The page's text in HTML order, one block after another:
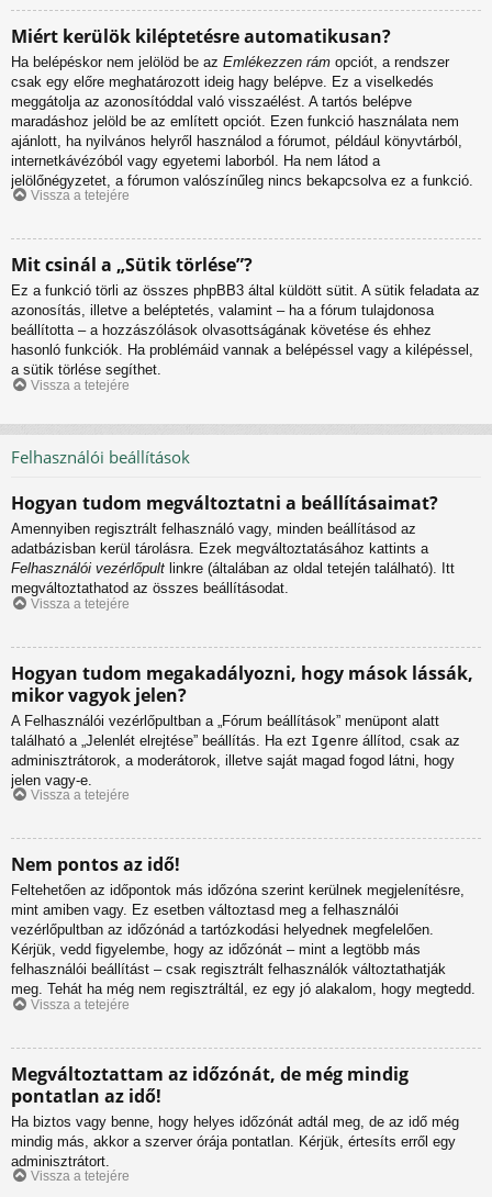
Miért kerülök kiléptetésre automatikusan?
Ha belépéskor nem jelölöd be az Emlékezzen rám opciót, a rendszer
csak egy előre meghatározott ideig hagy belépve. Ez a viselkedés
meggátolja az azonosítóddal való visszaélést. A tartós belépve
maradáshoz jelöld be az említett opciót. Ezen funkció használata nem
ajánlott, ha nyilvános helyről használod a fórumot, például könyvtárból,
internetkávézóból vagy egyetemi laborból. Ha nem látod a
jelölőnégyzetet, a fórumon valószínűleg nincs bekapcsolva ez a funkció.
Vissza a tetejére
Mit csinál a „Sütik törlése”?
Ez a funkció törli az összes phpBB3 által küldött sütit. A sütik feladata az
azonosítás, illetve a beléptetés, valamint – ha a fórum tulajdonosa
beállította – a hozzászólások olvasottságának követése és ehhez
hasonló funkciók. Ha problémáid vannak a belépéssel vagy a kilépéssel,
a sütik törlése segíthet.
Vissza a tetejére
Felhasználói beállítások
Hogyan tudom megváltoztatni a beállításaimat?
Amennyiben regisztrált felhasználó vagy, minden beállításod az
adatbázisban kerül tárolásra. Ezek megváltoztatásához kattints a
Felhasználói vezérlőpult linkre (általában az oldal tetején található). Itt
megváltoztathatod az összes beállításodat.
Vissza a tetejére
Hogyan tudom megakadályozni, hogy mások lássák,
mikor vagyok jelen?
A Felhasználói vezérlőpultban a „Fórum beállítások” menüpont alatt
található a „Jelenlét elrejtése” beállítás. Ha ezt Igenre állítod, csak az
adminisztrátorok, a moderátorok, illetve saját magad fogod látni, hogy
jelen vagy-e.
Vissza a tetejére
Nem pontos az idő!
Feltehetően az időpontok más időzóna szerint kerülnek megjelenítésre,
mint amiben vagy. Ez esetben változtasd meg a felhasználói
vezérlőpultban az időzónád a tartózkodási helyednek megfelelően.
Kérjük, vedd figyelembe, hogy az időzónát – mint a legtöbb más
felhasználói beállítást – csak regisztrált felhasználók változtathatják
meg. Tehát ha még nem regisztráltál, ez egy jó alakalom, hogy megtedd.
Vissza a tetejére
Megváltoztattam az időzónát, de még mindig
pontatlan az idő!
Ha biztos vagy benne, hogy helyes időzónát adtál meg, de az idő még
mindig más, akkor a szerver órája pontatlan. Kérjük, értesíts erről egy
adminisztrátort.
Vissza a tetejére